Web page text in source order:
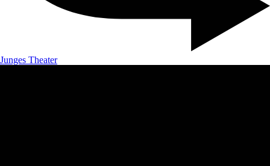
Junges Theater